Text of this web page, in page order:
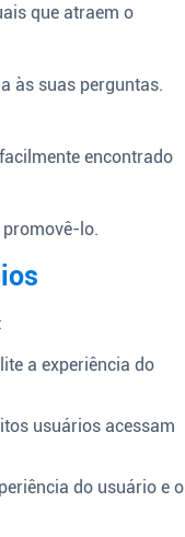
que atraem o
às suas perguntas.
encontrado
promovê-lo.
a experiência do
usuários acessam
do usuário e o